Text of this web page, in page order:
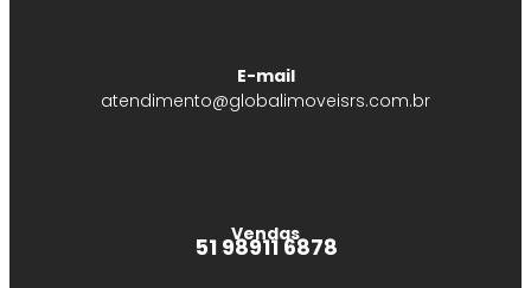
E-mail
atendimento@globalimoveisrs.com.br
Vendas
51 98911 6878